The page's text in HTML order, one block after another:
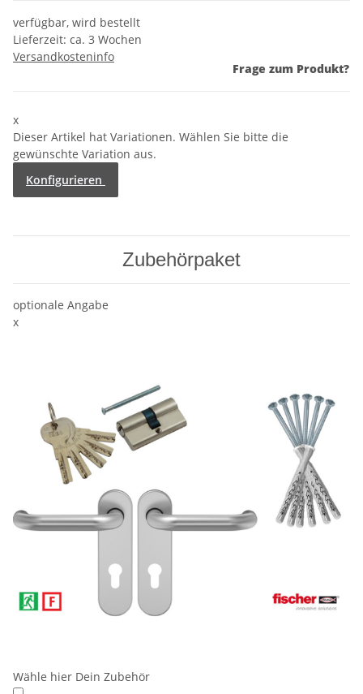
verfügbar, wird bestellt
Lieferzeit: ca. 3 Wochen
Versandkosteninfo
Frage zum Produkt?
x
Dieser Artikel hat Variationen. Wählen Sie bitte die
gewünschte Variation aus.
Konfigurieren
Zubehörpaket
optionale Angabe
x
Wähle hier Dein Zubehör